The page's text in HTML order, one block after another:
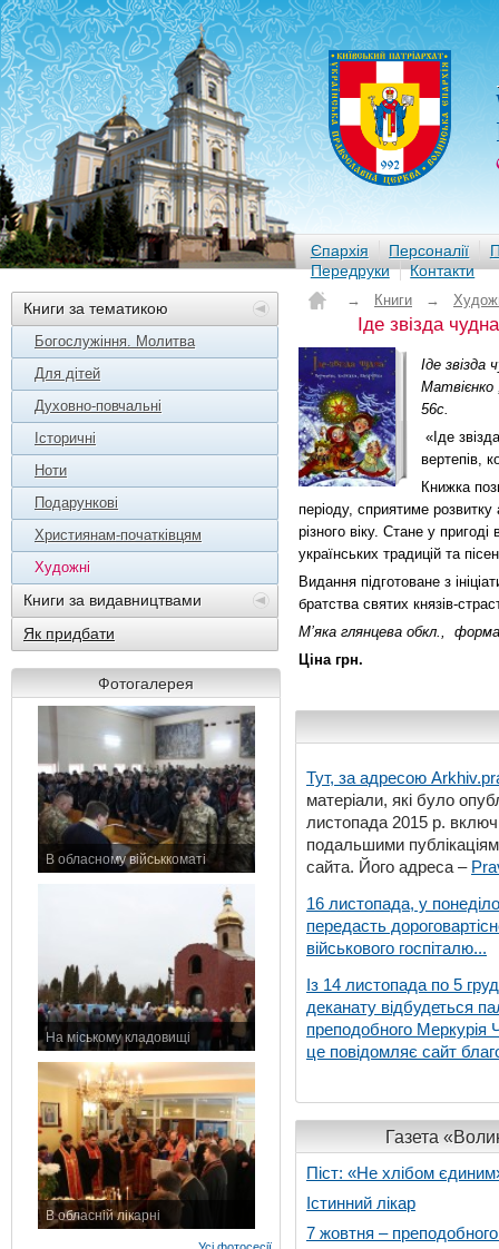
Єпархія Персоналії
Передруки
Контакти
Книги за тематикою
Богослужіння. Молитва
Для дітей
Духовно-повчальні
Історичні
Ноти
Подарункові
Християнам-початківцям
Художні
Книги за видавництвами
Як придбати
Фотогалерея
В обласному військкоматі
На міському кладовищі
В обласній лікарні
→ Книги →
Іде звізда
Іде
56с.
«Іде
вертепів,
Книжка
періоду, сприятиме розвитку
різного віку. Стане у
українських традицій та
Видання підготоване з
братства святих князів-
М’яка глянцева обкл.,
Ціна грн.
Тут, за адресою
матеріали, які було
листопада 2015 р.
подальшими
сайта. Його адреса –
16 листопада, у
передасть
військового госпіталю...
Із 14 листопада по 5
деканату відбудеться
преподобного Меркурія
це повідомляє сайт
Газета
Піст: «Не хлібом
Істинний лікар
7 жовтня –